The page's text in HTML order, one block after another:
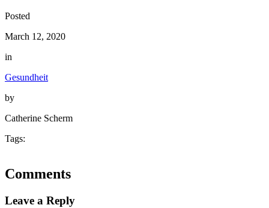
Posted
March 12, 2020
in
Gesundheit
by
Catherine Scherm
Tags:
Comments
Leave a Reply